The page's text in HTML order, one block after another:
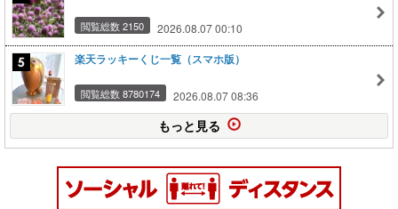
閲覧総数 2150 2026.08.07 00:10
楽天ラッキーくじ一覧（スマホ版）
閲覧総数 8780174 2026.08.07 08:36
もっと見る